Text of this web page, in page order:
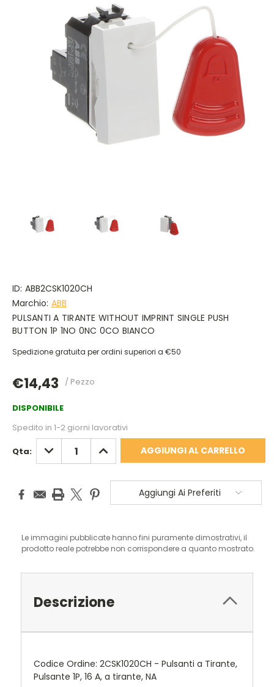
ID: ABB2CSK1020CH
Marchio: ABB
PULSANTI A TIRANTE WITHOUT IMPRINT SINGLE PUSH
BUTTON 1P 1NO 0NC 0CO BIANCO
Spedizione gratuita per ordini superiori a €50
€14,43 / Pezzo
DISPONIBILE
Spedito in 1-2 giorni lavorativi
Qta: DIMINUISCI
QUANTITÀ:
AUMENTA
QUANTITÀ:
Aggiungi Ai Preferiti
Le immagini pubblicate hanno fini puramente dimostrativi, il
prodotto reale potrebbe non corrispondere a quanto mostrato.
Descrizione
Codice Ordine: 2CSK1020CH - Pulsanti a Tirante,
Pulsante 1P, 16 A, a tirante, NA